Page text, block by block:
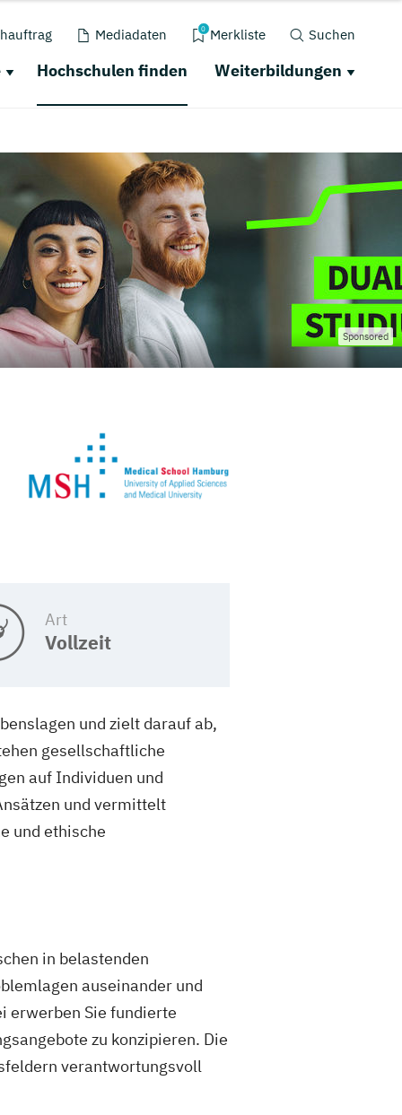
Mediadaten 0 Merkliste Suchen
Hochschulen finden Weiterbildungen
Sponsored
Art
Vollzeit
und zielt darauf ab,
gesellschaftliche
auf Individuen und
und vermittelt
und ethische
in belastenden
auseinander und
erwerben Sie fundierte
zu konzipieren. Die
verantwortungsvoll